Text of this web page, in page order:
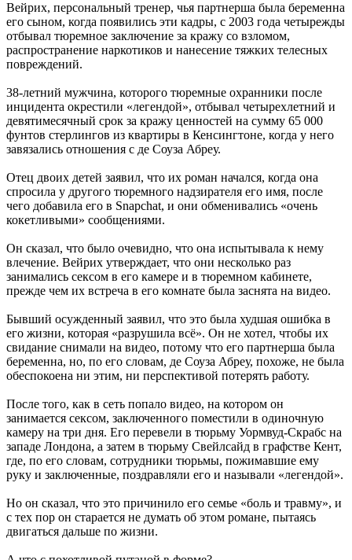
Вейрих, персональный тренер, чья партнерша была беременна
его сыном, когда появились эти кадры, с 2003 года четырежды
отбывал тюремное заключение за кражу со взломом,
распространение наркотиков и нанесение тяжких телесных
повреждений.
38-летний мужчина, которого тюремные охранники после
инцидента окрестили «легендой», отбывал четырехлетний и
девятимесячный срок за кражу ценностей на сумму 65 000
фунтов стерлингов из квартиры в Кенсингтоне, когда у него
завязались отношения с де Соуза Абреу.
Отец двоих детей заявил, что их роман начался, когда она
спросила у другого тюремного надзирателя его имя, после
чего добавила его в Snapchat, и они обменивались «очень
кокетливыми» сообщениями.
Он сказал, что было очевидно, что она испытывала к нему
влечение. Вейрих утверждает, что они несколько раз
занимались сексом в его камере и в тюремном кабинете,
прежде чем их встреча в его комнате была заснята на видео.
Бывший осужденный заявил, что это была худшая ошибка в
его жизни, которая «разрушила всё». Он не хотел, чтобы их
свидание снимали на видео, потому что его партнерша была
беременна, но, по его словам, де Соуза Абреу, похоже, не была
обеспокоена ни этим, ни перспективой потерять работу.
После того, как в сеть попало видео, на котором он
занимается сексом, заключенного поместили в одиночную
камеру на три дня. Его перевели в тюрьму Уормвуд-Скрабс на
западе Лондона, а затем в тюрьму Свейлсайд в графстве Кент,
где, по его словам, сотрудники тюрьмы, пожимавшие ему
руку и заключенные, поздравляли его и называли «легендой».
Но он сказал, что это причинило его семье «боль и травму», и
с тех пор он старается не думать об этом романе, пытаясь
двигаться дальше по жизни.